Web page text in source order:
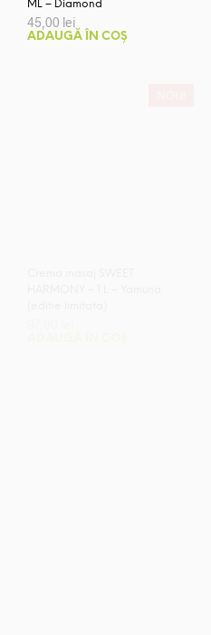
ML – Diamond
45,00 lei
ADAUGĂ ÎN COȘ